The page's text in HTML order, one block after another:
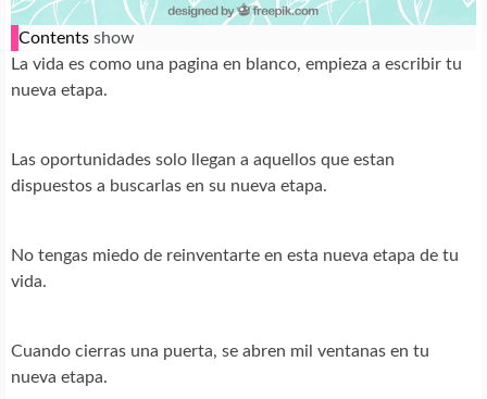
Contents show
La vida es como una pagina en blanco, empieza a escribir tu
nueva etapa.
Las oportunidades solo llegan a aquellos que estan
dispuestos a buscarlas en su nueva etapa.
No tengas miedo de reinventarte en esta nueva etapa de tu
vida.
Cuando cierras una puerta, se abren mil ventanas en tu
nueva etapa.